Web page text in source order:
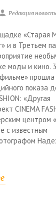
Редакция
«Старая
и в Третьем
моды и кино. 3
прошла
показа
«Другая
CINEMA
центром
с известным